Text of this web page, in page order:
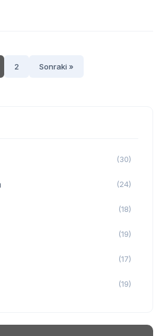
2 Sonraki »
(30)
(24)
(18)
(19)
(17)
(19)